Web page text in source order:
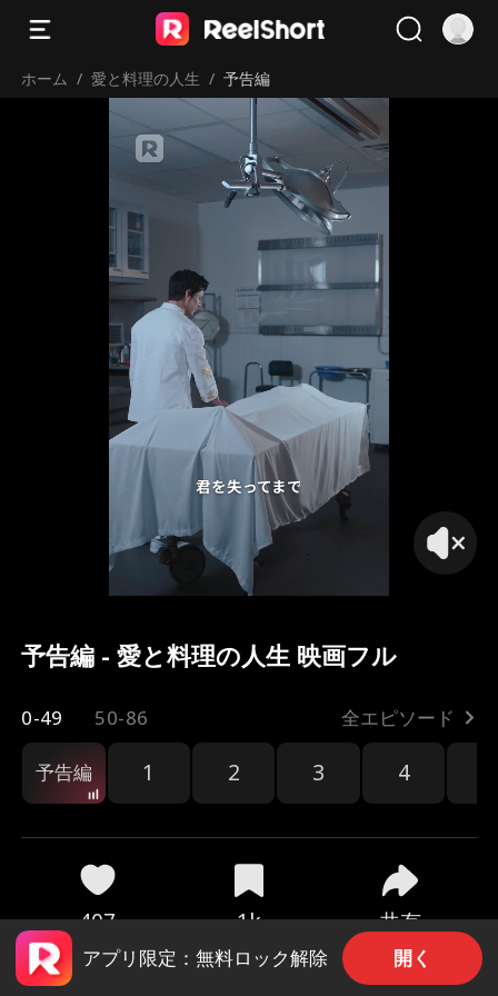
ホーム / 愛と料理の人生 / 予告編
君を失ってまで
予告編 - 愛と料理の人生 映画フル
0-49 50-86 全エピソード
予告編 1 2 3 4
407 1k 共有
アプリ限定：無料ロック解除 開く